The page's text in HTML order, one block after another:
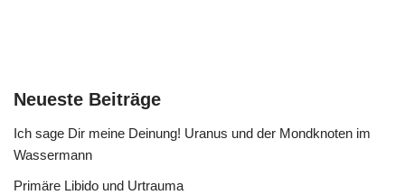
Neueste Beiträge
Ich sage Dir meine Deinung! Uranus und der Mondknoten im
Wassermann
Primäre Libido und Urtrauma